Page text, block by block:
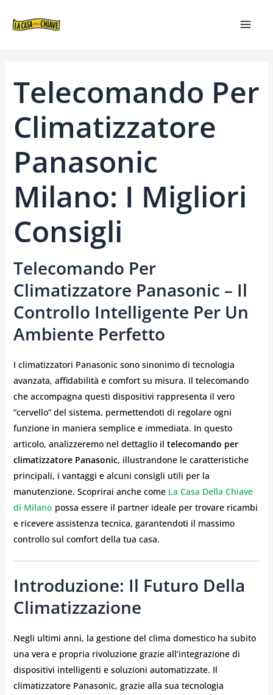
Telecomando Per
Climatizzatore
Panasonic
Milano: I Migliori
Consigli
Telecomando Per
Climatizzatore Panasonic – Il
Controllo Intelligente Per Un
Ambiente Perfetto
I climatizzatori Panasonic sono sinonimo di tecnologia
avanzata, affidabilità e comfort su misura. Il telecomando
che accompagna questi dispositivi rappresenta il vero
“cervello” del sistema, permettendoti di regolare ogni
funzione in maniera semplice e immediata. In questo
articolo, analizzeremo nel dettaglio il telecomando per
climatizzatore Panasonic, illustrandone le caratteristiche
principali, i vantaggi e alcuni consigli utili per la
manutenzione. Scoprirai anche come La Casa Della Chiave
di Milano possa essere il partner ideale per trovare ricambi
e ricevere assistenza tecnica, garantendoti il massimo
controllo sul comfort della tua casa.
Introduzione: Il Futuro Della
Climatizzazione
Negli ultimi anni, la gestione del clima domestico ha subito
una vera e propria rivoluzione grazie all’integrazione di
dispositivi intelligenti e soluzioni automatizzate. Il
climatizzatore Panasonic, grazie alla sua tecnologia
ARTICOLI